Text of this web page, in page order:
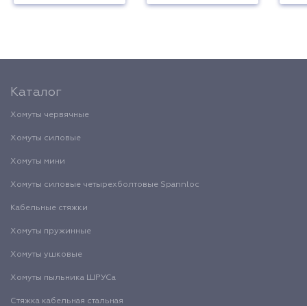
Каталог
Хомуты червячные
Хомуты силовые
Хомуты мини
Хомуты силовые четырехболтовые Spannloc
Кабельные стяжки
Хомуты пружинные
Хомуты ушковые
Хомуты пыльника ШРУСа
Стяжка кабельная стальная